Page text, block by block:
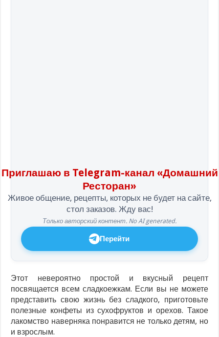
Приглашаю в Telegram-канал «Домашний
Ресторан»
Живое общение, рецепты, которых не будет на сайте,
стол заказов. Жду вас!
Только авторский контент. No AI generated.
Перейти
Этот невероятно простой и вкусный рецепт
посвящается всем сладкоежкам. Если вы не можете
представить свою жизнь без сладкого, приготовьте
полезные конфеты из сухофруктов и орехов. Такое
лакомство наверняка понравится не только детям, но
и взрослым.